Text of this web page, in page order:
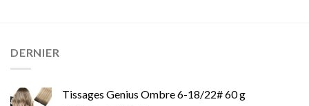
DERNIER
Tissages Genius Ombre 6-18/22# 60 g